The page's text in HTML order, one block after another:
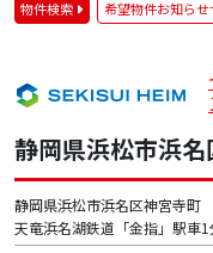
物件検索 希望物件お知らせ
静岡県浜松市浜
静岡県浜松市浜名区神宮寺町
天竜浜名湖鉄道「金指」駅車